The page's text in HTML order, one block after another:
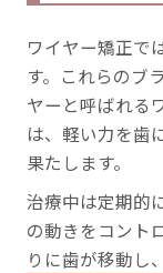
ワイヤー矯正で
す。これらのブ
ヤーと呼ばれる
は、軽い力を歯
果たします。
治療中は定期的
の動きをコント
りに歯が移動し